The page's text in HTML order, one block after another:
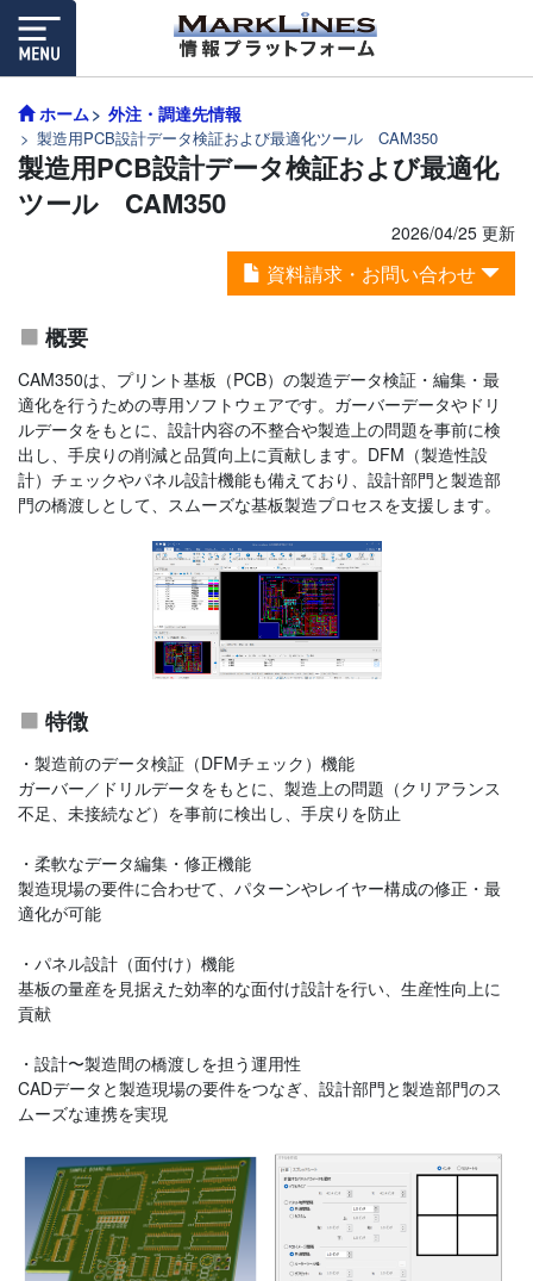
ホーム 外注・調達先情報
製造用PCB設計データ検証および最適化ツール CAM350
製造用PCB設計データ検証および最適化
ツール CAM350
2026/04/25 更新
資料請求・お問い合わせ
概要
CAM350は、プリント基板（PCB）の製造データ検証・編集・最
適化を行うための専用ソフトウェアです。ガーバーデータやドリ
ルデータをもとに、設計内容の不整合や製造上の問題を事前に検
出し、手戻りの削減と品質向上に貢献します。DFM（製造性設
計）チェックやパネル設計機能も備えており、設計部門と製造部
門の橋渡しとして、スムーズな基板製造プロセスを支援します。
特徴
・製造前のデータ検証（DFMチェック）機能
ガーバー／ドリルデータをもとに、製造上の問題（クリアランス
不足、未接続など）を事前に検出し、手戻りを防止
・柔軟なデータ編集・修正機能
製造現場の要件に合わせて、パターンやレイヤー構成の修正・最
適化が可能
・パネル設計（面付け）機能
基板の量産を見据えた効率的な面付け設計を行い、生産性向上に
貢献
・設計〜製造間の橋渡しを担う運用性
CADデータと製造現場の要件をつなぎ、設計部門と製造部門のス
ムーズな連携を実現